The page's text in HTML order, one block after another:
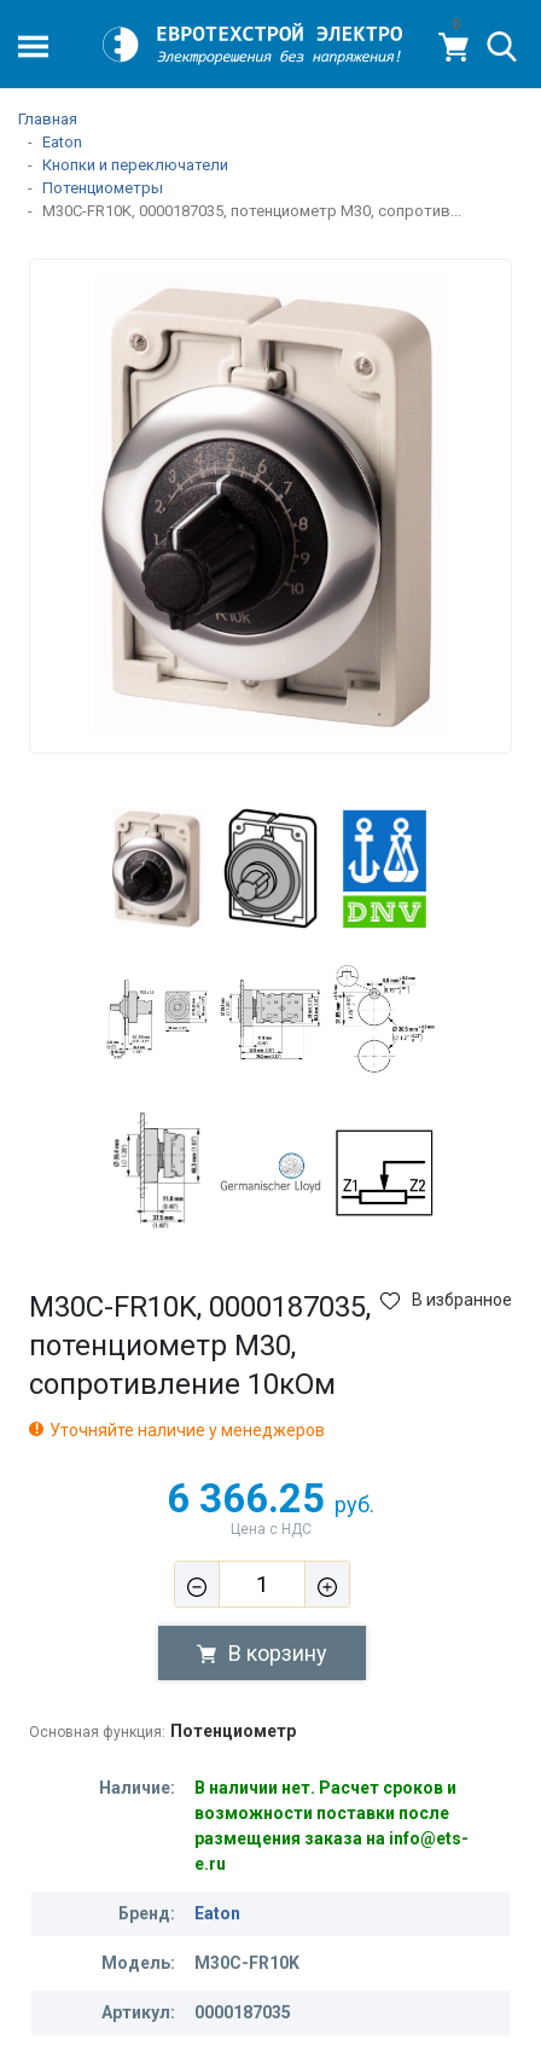
0
Главная
Eaton
Кнопки и переключатели
Потенциометры
M30C-FR10K, 0000187035, потенциометр M30, сопротив...
В избранное
M30C-FR10K, 0000187035,
потенциометр M30,
сопротивление 10кОм
Уточняйте наличие у менеджеров
6 366.25 руб.
Цена с НДС
1
В корзину
Основная функция: Потенциометр
Наличие:
В наличии нет. Расчет сроков и
возможности поставки после
размещения заказа на info@ets-
e.ru
Бренд: Eaton
Модель: M30C-FR10K
Артикул: 0000187035